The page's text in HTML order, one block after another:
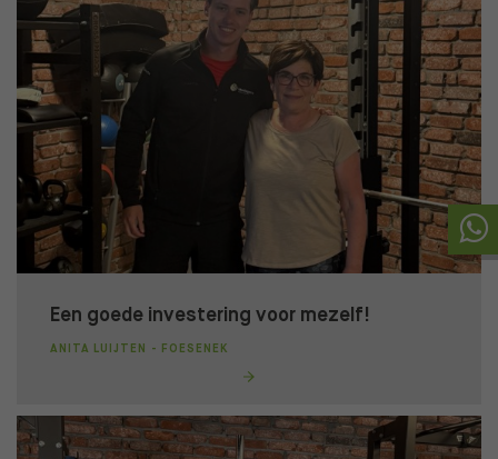
Een goede investering voor mezelf!
ANITA LUIJTEN - FOESENEK